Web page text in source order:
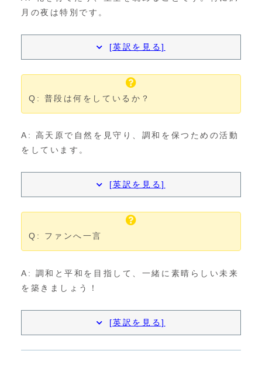
月の夜は特別です。
[英訳を見る]
Q: 普段は何をしているか？
A: 高天原で自然を見守り、調和を保つための活動
をしています。
[英訳を見る]
Q: ファンへ一言
A: 調和と平和を目指して、一緒に素晴らしい未来
を築きましょう！
[英訳を見る]